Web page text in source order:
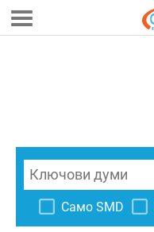
Само SMD